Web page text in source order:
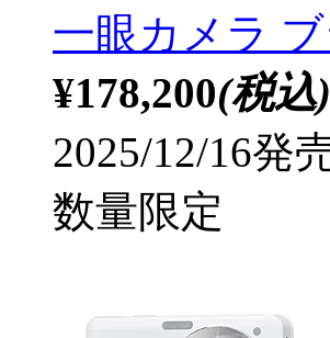
一眼カメラ
¥178,200(税込)
2025/12/16発
数量限定